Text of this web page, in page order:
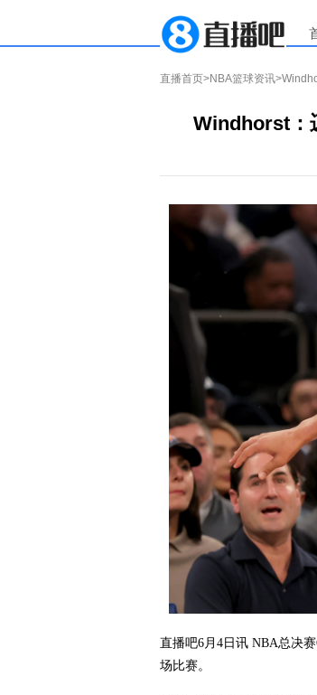
直播首页>NBA篮球资讯
Windhorst：
直播吧6月4日讯NBA总决
场比赛。